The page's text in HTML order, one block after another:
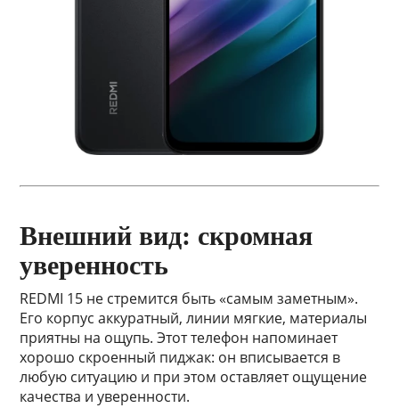
Внешний вид: скромная
уверенность
REDMI 15 не стремится быть «самым заметным».
Его корпус аккуратный, линии мягкие, материалы
приятны на ощупь. Этот телефон напоминает
хорошо скроенный пиджак: он вписывается в
любую ситуацию и при этом оставляет ощущение
качества и уверенности.